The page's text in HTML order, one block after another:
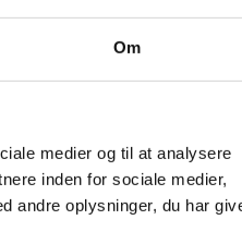
Om
medier og til at analysere
inden for sociale medier,
andre oplysninger, du har